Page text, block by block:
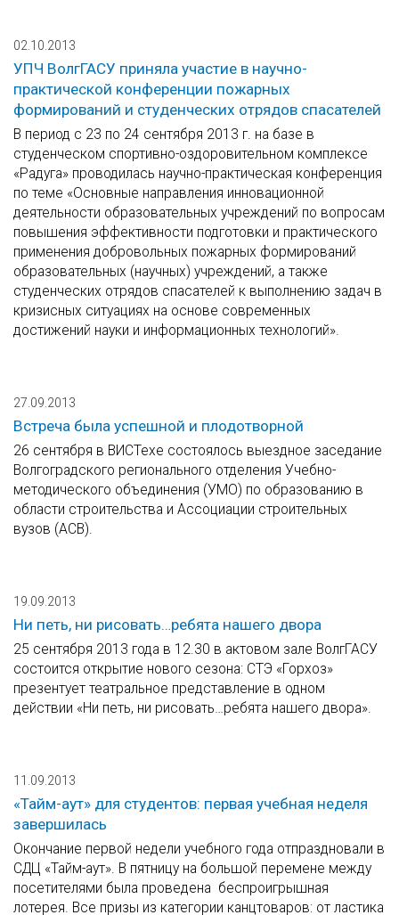
02.10.2013
УПЧ ВолгГАСУ приняла участие в научно-
практической конференции пожарных
формирований и студенческих отрядов спасателей
В период с 23 по 24 сентября 2013 г. на базе в
студенческом спортивно-оздоровительном комплексе
«Радуга» проводилась научно-практическая конференция
по теме «Основные направления инновационной
деятельности образовательных учреждений по вопросам
повышения эффективности подготовки и практического
применения добровольных пожарных формирований
образовательных (научных) учреждений, а также
студенческих отрядов спасателей к выполнению задач в
кризисных ситуациях на основе современных
достижений науки и информационных технологий».
27.09.2013
Встреча была успешной и плодотворной
26 сентября в ВИСТехе состоялось выездное заседание
Волгоградского регионального отделения Учебно-
методического объединения (УМО) по образованию в
области строительства и Ассоциации строительных
вузов (АСВ).
19.09.2013
Ни петь, ни рисовать…ребята нашего двора
25 сентября 2013 года в 12.30 в актовом зале ВолгГАСУ
состоится открытие нового сезона: СТЭ «Горхоз»
презентует театральное представление в одном
действии «Ни петь, ни рисовать…ребята нашего двора».
11.09.2013
«Тайм-аут» для студентов: первая учебная неделя
завершилась
Окончание первой недели учебного года отпраздновали в
СДЦ «Тайм-аут». В пятницу на большой перемене между
посетителями была проведена беспроигрышная
лотерея. Все призы из категории канцтоваров: от ластика